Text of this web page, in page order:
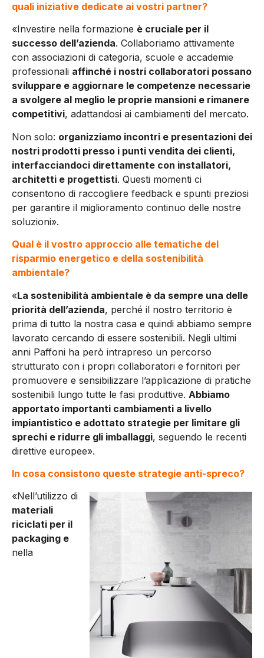
quali iniziative dedicate ai vostri partner?
«Investire nella formazione è cruciale per il
successo dell’azienda. Collaboriamo attivamente
con associazioni di categoria, scuole e accademie
professionali affinché i nostri collaboratori possano
sviluppare e aggiornare le competenze necessarie
a svolgere al meglio le proprie mansioni e rimanere
competitivi, adattandosi ai cambiamenti del mercato.
Non solo: organizziamo incontri e presentazioni dei
nostri prodotti presso i punti vendita dei clienti,
interfacciandoci direttamente con installatori,
architetti e progettisti. Questi momenti ci
consentono di raccogliere feedback e spunti preziosi
per garantire il miglioramento continuo delle nostre
soluzioni».
Qual è il vostro approccio alle tematiche del
risparmio energetico e della sostenibilità
ambientale?
«La sostenibilità ambientale è da sempre una delle
priorità dell’azienda, perché il nostro territorio è
prima di tutto la nostra casa e quindi abbiamo sempre
lavorato cercando di essere sostenibili. Negli ultimi
anni Paffoni ha però intrapreso un percorso
strutturato con i propri collaboratori e fornitori per
promuovere e sensibilizzare l’applicazione di pratiche
sostenibili lungo tutte le fasi produttive. Abbiamo
apportato importanti cambiamenti a livello
impiantistico e adottato strategie per limitare gli
sprechi e ridurre gli imballaggi, seguendo le recenti
direttive europee».
In cosa consistono queste strategie anti-spreco?
«Nell’utilizzo di
materiali
riciclati per il
packaging e
nella